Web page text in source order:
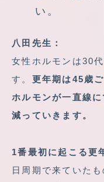
い。
八田先生：
女性ホルモンは30
す。 更年期は45歳
ホルモンが一直線
減っていきます。
1番最初に起こる更
日周期で来ていた